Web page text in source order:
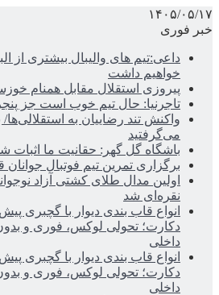
۱۴۰۵/۰۵/۱۷
خبر فوری
داعی:تیم های والیبال بیشتری از
خواهیم داشت
پیروزی استقلال مقابل همنام
تاجرنیا: حال تیم خوب است جز
واکنش تند رضاییان به
می‌گرفتید
باشگاه گل گهر: حقانیت ما اثبات
برگزاری تمرین تیم فوتبال جوانان
اولین مدال طلای کشتی آزاد
نقره‌ای شد
انواع قاب بندی دیوار با گچبری
دکارت؛ تحولی لوکس، فوری و
داخلی
انواع قاب بندی دیوار با گچبری
دکارت؛ تحولی لوکس، فوری و
داخلی